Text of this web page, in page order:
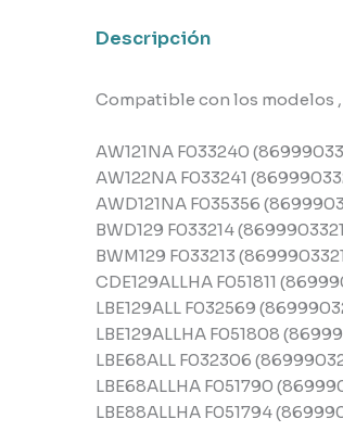
cantidad
Descripción
Compatible con los modelos ,
AW121NA F033240
AW122NA F033241
AWD121NA F035356
BWD129 F033214
BWM129 F033213
CDE129ALLHA F051811
LBE129ALL F032569
LBE129ALLHA F051808
LBE68ALL F032306
LBE68ALLHA F051790
LBE88ALLHA F051794